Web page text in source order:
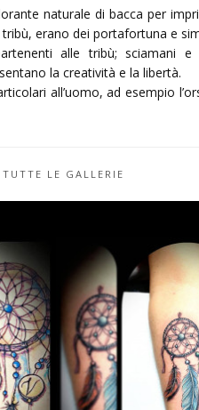
naturale di bacca per
erano dei portafortuna e
alle tribù; sciamani
la creatività e la libertà.
all’uomo, ad esempio
TUTTE LE GALLERIE